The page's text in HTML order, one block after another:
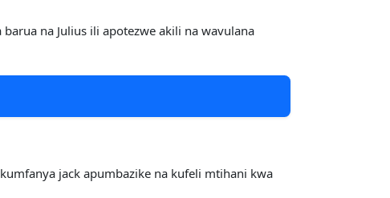
na Julius ili apotezwe akili na wavulana
jack apumbazike na kufeli mtihani kwa